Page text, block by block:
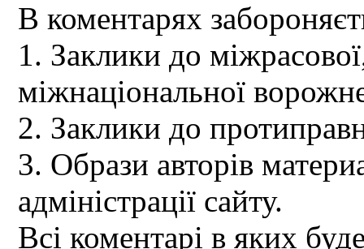
В коментарях
1. Заклики до
міжнаціональної
2. Заклики до
3. Образи авторів
адміністрації сайту.
Всі коментарі в яких